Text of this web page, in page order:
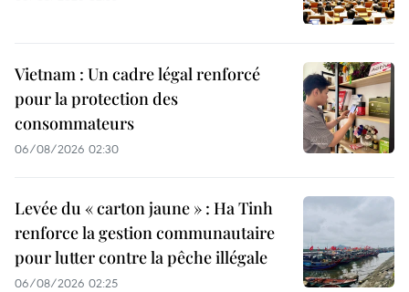
Vietnam : Un cadre légal renforcé
pour la protection des
consommateurs
06/08/2026 02:30
Levée du « carton jaune » : Ha Tinh
renforce la gestion communautaire
pour lutter contre la pêche illégale
06/08/2026 02:25